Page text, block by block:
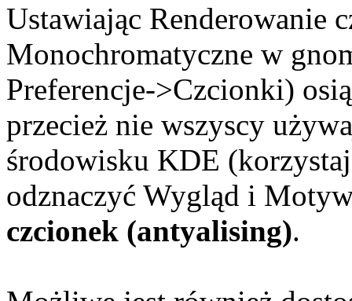
Ustawiając Renderowanie
Monochromatyczne w
Preferencje->Czcionki)
przecież nie wszyscy
środowisku KDE
odznaczyć Wygląd i
czcionek (antyalising).